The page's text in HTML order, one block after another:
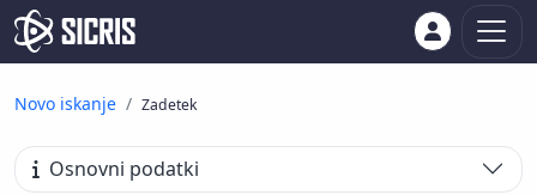
Novo iskanje Zadetek
Osnovni podatki